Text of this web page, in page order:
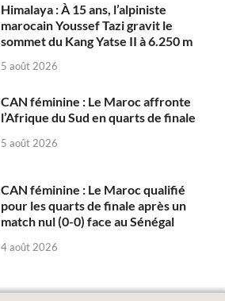
Himalaya : À 15 ans, l’alpiniste
marocain Youssef Tazi gravit le
sommet du Kang Yatse II à 6.250 m
5 août 2026
CAN féminine : Le Maroc affronte
l’Afrique du Sud en quarts de finale
5 août 2026
CAN féminine : Le Maroc qualifié
pour les quarts de finale après un
match nul (0-0) face au Sénégal
4 août 2026